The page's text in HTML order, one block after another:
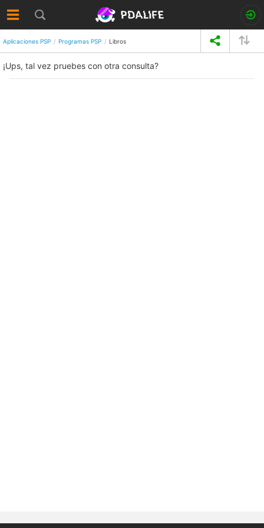
Aplicaciones PSP Programas PSP Libros
¡Ups, tal vez pruebes con otra consulta?